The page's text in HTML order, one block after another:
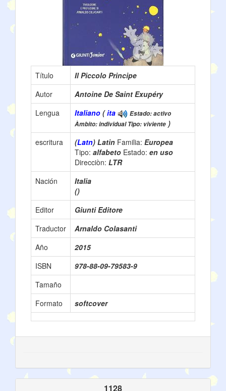
Título
Il Piccolo Principe
Autor
Antoine De Saint Exupéry
Lengua
Italiano (ita
Estado: activo
Àmbito: individual Tipo: viviente )
escritura
(Latn) Latin Familia: Europea
Tipo: alfabeto Estado: en uso
Direcciòn: LTR
Nación
Italia
()
Editor
Giunti Editore
Traductor
Arnaldo Colasanti
Año
2015
ISBN
978-88-09-79583-9
Tamaño
Formato
softcover
1128